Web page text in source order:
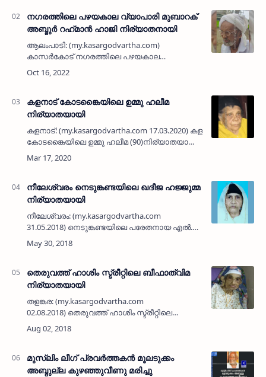
നഗരത്തിലെ പഴയകാല വ്യാപാരി മുബാറക്
അബ്ദുർ റഹ്‌മാൻ ഹാജി നിര്യാതനായി
ആലംപാടി: (my.kasargodvartha.com)
കാസർകോട് നഗരത്തിലെ പഴയകാല
വ്യാപാരിയും ആലംപാടി ഖിളർ ജുമാ മസ്ജിദ്
മുൻ സെക്രടറിയുമായ മുബാറക് അബ്ദുർ
…
കളനാട് കോടങ്കൈയിലെ ഉമ്മു ഹലീമ
നിര്യാതയായി
കളനാട്: (my.kasargodvartha.com 17.03.2020) കളനാട്
കോടങ്കൈയിലെ ഉമ്മു ഹലീമ (90)നിര്യാതയായി.
പരേതനായ മുഹമ്മദ് മിലിട്ടറിയുടെ ഭാര്യയാണ്.
മക്കള്‍: സലീം, നബീസ സുഹറ, ഖദീജ,…
നീലേശ്വരം നെടുങ്കണ്ടയിലെ ഖദീജ ഹജ്ജുമ്മ
നിര്യാതയായി
നീലേശ്വരം: (my.kasargodvartha.com
31.05.2018) നെടുങ്കണ്ടയിലെ പരേതനായ എല്‍.
അബ്ദുര്‍ റഹ് മാന്റെ ഭാര്യ നാലുപുരപ്പാട്ടില്‍
ഖദീജ ഹജ്ജുമ്മ (88) നിര്യാതയായി. മക്കള്‍: ഉമ്മര്‍,
തെരുവത്ത് ഹാശിം സ്ട്രീറ്റിലെ ബീഫാത്വിമ
നിര്യാതയായി
തളങ്കര: (my.kasargodvartha.com
02.08.2018) തെരുവത്ത് ഹാശിം സ്ട്രീറ്റിലെ
ഖമറുദ്ദീന്റെ ഭാര്യ ബീഫാത്വിമ (80)
നിര്യാതയായി. മക്കള്‍: ഹാരിസ് (ദുബൈ),
മുസ്ലിം ലീഗ് പ്രവര്‍ത്തകന്‍ മൂലടുക്കം
അബ്ദുല്ല കുഴഞ്ഞുവീണു മരിച്ചു